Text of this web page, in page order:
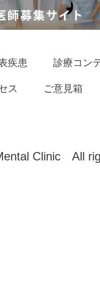
疾患 診療コン
ス ご意見箱
Clinic All